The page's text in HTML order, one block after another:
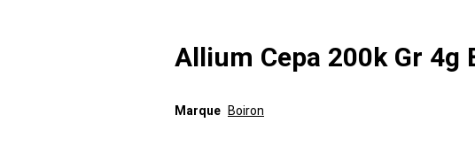
Allium Cepa 200k Gr 4g
Marque Boiron